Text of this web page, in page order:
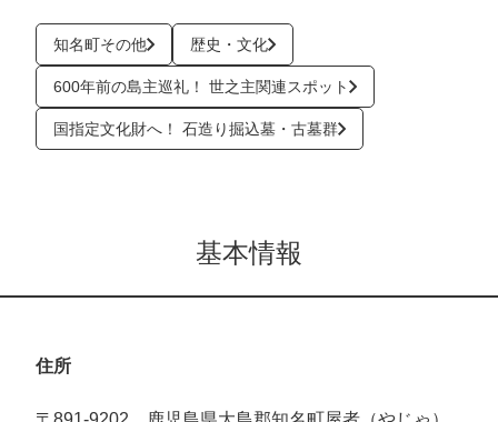
知名町その他 歴史・文化
600年前の島主巡礼！ 世之主関連スポット
国指定文化財へ！ 石造り掘込墓・古墓群
基本情報
住所